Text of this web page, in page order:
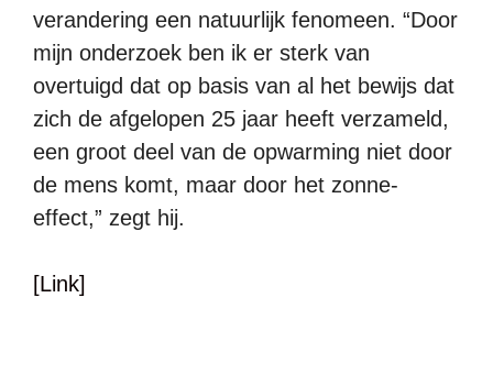
verandering een natuurlijk fenomeen. “Door
mijn onderzoek ben ik er sterk van
overtuigd dat op basis van al het bewijs dat
zich de afgelopen 25 jaar heeft verzameld,
een groot deel van de opwarming niet door
de mens komt, maar door het zonne-
effect,” zegt hij.
[Link]